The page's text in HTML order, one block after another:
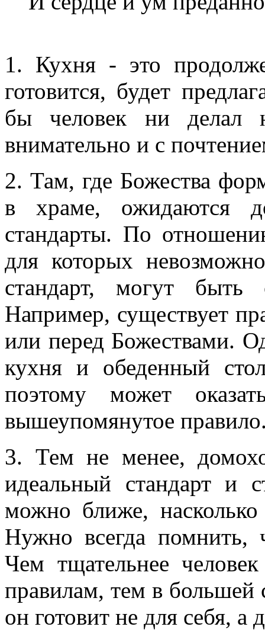
1. Кухня - это
готовится, будет
бы человек ни делал
внимательно и с
2. Там, где Божества
в храме, ожидаются
стандарты. По
для которых
стандарт, могут быть
Например, существует
или перед Божествами.
кухня и обеденный
поэтому может
вышеупомянутое
3. Тем не менее,
идеальный стандарт и
можно ближе,
Нужно всегда
Чем тщательнее
правилам, тем в большей
он готовит не для себя,